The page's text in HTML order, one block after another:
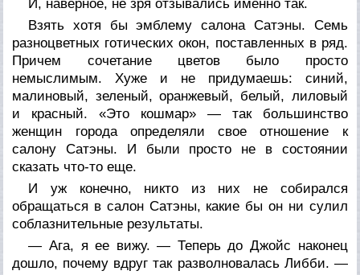
И, наверное, не зря отзывались именно так.
Взять хотя бы эмблему салона Сатэны. Семь
разноцветных готических окон, поставленных в ряд.
Причем сочетание цветов было просто
немыслимым. Хуже и не придумаешь: синий,
малиновый, зеленый, оранжевый, белый, лиловый
и красный. «Это кошмар» — так большинство
женщин города определяли свое отношение к
салону Сатэны. И были просто не в состоянии
сказать что-то еще.
И уж конечно, никто из них не собирался
обращаться в салон Сатэны, какие бы он ни сулил
соблазнительные результаты.
— Ага, я ее вижу. — Теперь до Джойс наконец
дошло, почему вдруг так разволновалась Либби. —